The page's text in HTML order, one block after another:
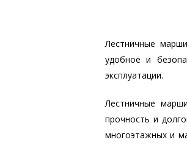
Лестничные
удобное и
эксплуатации.
Лестничные
прочность и
многоэтажных и